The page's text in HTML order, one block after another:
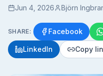
Jun 4, 2026 Björn
SHARE: Facebook
LinkedIn Copy